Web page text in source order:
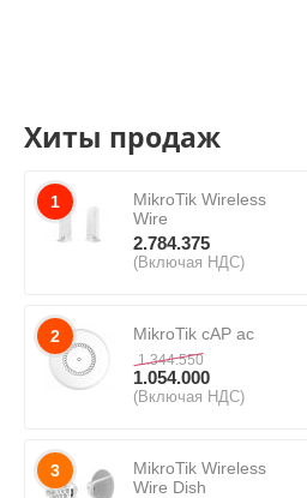
Хиты продаж
1
MikroTik Wireless
Wire
2.784.375
(Включая НДС)
2 MikroTik cAP ac
1.344.550
1.054.000
(Включая НДС)
3
MikroTik Wireless
Wire Dish